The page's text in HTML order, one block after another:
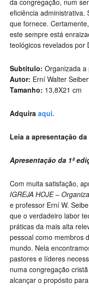
da congregação, num
eficiência administrativa.
que fornece.
este sempre está
teológicos revelados por
Subtítulo: Organizada
Autor: Erní Walter
Tamanho: 13,8X21 cm
Adquira aqui.
Leia a apresentação
Apresentação da 1ª
Com muita satisfação,
IGREJA HOJE –
e professor Erní W.
que o verdadeiro labor
práticas da mais alta
pessoal como membros
mundo. Nela
pastores e líderes
numa congregação
alcançar o propósito